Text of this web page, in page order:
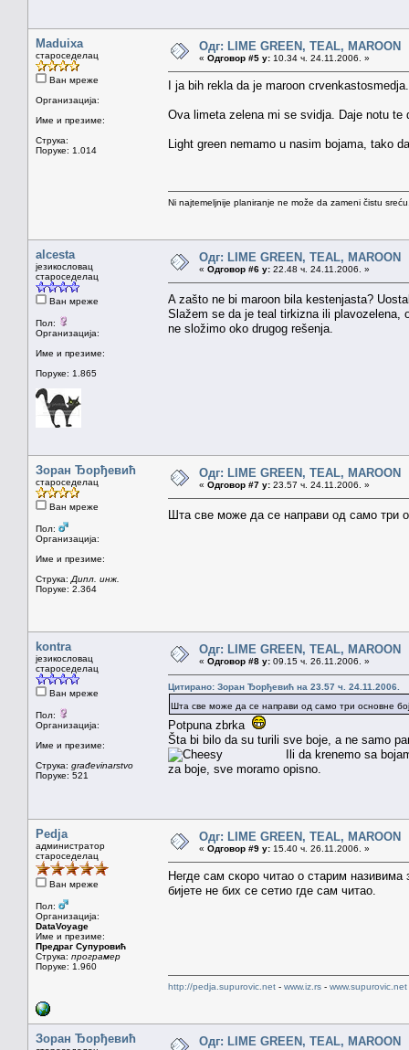
Maduixa
староседелац
Ван мреже
Организација:
Име и презиме:
Струка:
Поруке: 1.014
Одг: LIME GREEN, TEAL, MAROON
« Одговор #5 у: 10.34 ч. 24.11.2006. »
I ja bih rekla da je maroon
Ova limeta zelena mi se svidja. Daje notu te
Light green nemamo u nasim bojama, tako
Ni najtemeljnije planiranje ne može da zameni čistu
alcesta
језикословац
староседелац
Ван мреже
Пол:
Организација:
Име и презиме:
Поруке: 1.865
Одг: LIME GREEN, TEAL, MAROON
« Одговор #6 у: 22.48 ч. 24.11.2006. »
A zašto ne bi maroon bila kestenjasta?
Slažem se da je teal tirkizna ili plavozelena,
ne složimo oko drugog rešenja.
Зоран Ђорђевић
староседелац
Ван мреже
Пол:
Организација:
Име и презиме:
Струка: Дипл. инж.
Поруке: 2.364
Одг: LIME GREEN, TEAL, MAROON
« Одговор #7 у: 23.57 ч. 24.11.2006. »
Шта све може да се направи од само три
kontra
језикословац
староседелац
Ван мреже
Пол:
Организација:
Име и презиме:
Струка: građevinarstvo
Поруке: 521
Одг: LIME GREEN, TEAL, MAROON
« Одговор #8 у: 09.15 ч. 26.11.2006. »
Цитирано: Зоран Ђорђевић на 23.57 ч. 24.11.2006.
Шта све може да се направи од само три основне
Potpuna zbrka
Šta bi bilo da su turili sve boje, a ne samo
Ili da krenemo sa
za boje, sve moramo opisno.
Pedja
администратор
староседелац
Ван мреже
Пол:
Организација:
DataVoyage
Име и презиме:
Предраг Супуровић
Струка: програмер
Поруке: 1.960
Одг: LIME GREEN, TEAL, MAROON
« Одговор #9 у: 15.40 ч. 26.11.2006. »
Негде сам скоро читао о старим
бијете не бих се сетио где сам читао.
http://pedja.supurovic.net - www.iz.rs - www.supurovic.net
Зоран Ђорђевић Одг: LIME GREEN, TEAL, MAROON